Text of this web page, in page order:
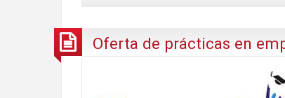
Oferta de prácticas en